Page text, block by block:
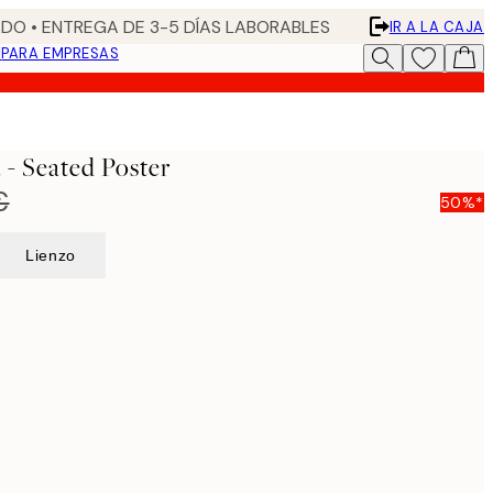
• ENTREGA DE 3-5 DÍAS LABORABLES
IR A LA CAJA
PARA EMPRESAS
Seated Poster
50%*
Lienzo